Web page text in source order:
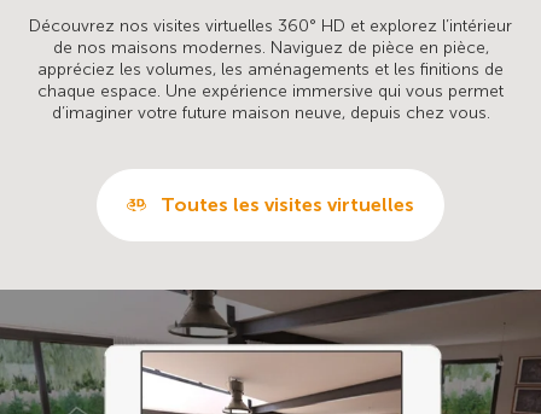
Découvrez nos visites virtuelles 360° HD et explorez l’intérieur
de nos maisons modernes. Naviguez de pièce en pièce,
appréciez les volumes, les aménagements et les finitions de
chaque espace. Une expérience immersive qui vous permet
d’imaginer votre future maison neuve, depuis chez vous.
Toutes les visites virtuelles